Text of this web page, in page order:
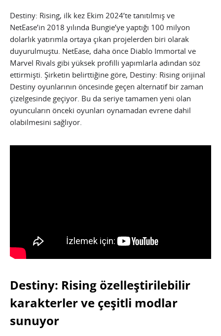
Destiny: Rising, ilk kez Ekim 2024’te tanıtılmış ve
NetEase’in 2018 yılında Bungie’ye yaptığı 100 milyon
dolarlık yatırımla ortaya çıkan projelerden biri olarak
duyurulmuştu. NetEase, daha önce Diablo Immortal ve
Marvel Rivals gibi yüksek profilli yapımlarla adından söz
ettirmişti. Şirketin belirttiğine göre, Destiny: Rising orijinal
Destiny oyunlarının öncesinde geçen alternatif bir zaman
çizelgesinde geçiyor. Bu da seriye tamamen yeni olan
oyuncuların önceki oyunları oynamadan evrene dahil
olabilmesini sağlıyor.
Destiny: Rising özelleştirilebilir
karakterler ve çeşitli modlar
sunuyor